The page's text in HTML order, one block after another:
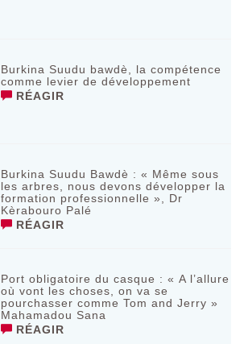
Burkina Suudu bawdè, la compétence
comme levier de développement
RÉAGIR
Burkina Suudu Bawdè : « Même sous
les arbres, nous devons développer la
formation professionnelle », Dr
Kèrabouro Palé
RÉAGIR
Port obligatoire du casque : « A l’allure
où vont les choses, on va se
pourchasser comme Tom and Jerry »
Mahamadou Sana
RÉAGIR